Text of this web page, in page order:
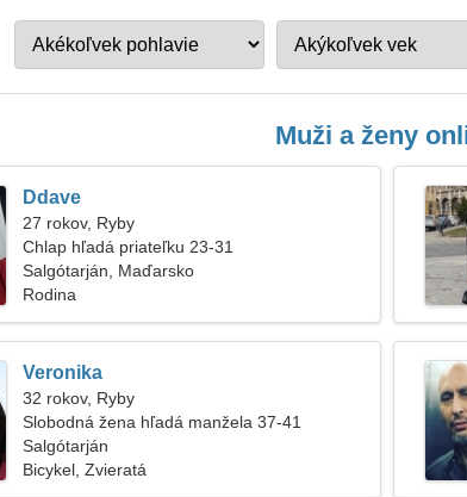
Muži a ženy
Ddave
27 rokov, Ryby
Chlap hľadá priateľku 23-31
Salgótarján, Maďarsko
Rodina
Veronika
32 rokov, Ryby
Slobodná žena hľadá manžela 37-41
Salgótarján
Bicykel, Zvieratá